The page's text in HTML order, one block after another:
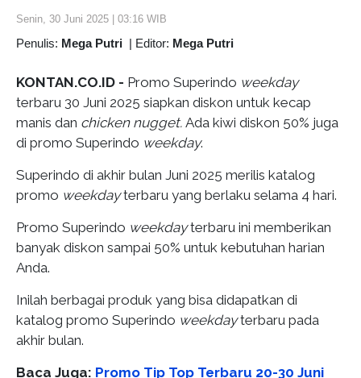
Senin, 30 Juni 2025 | 03:16 WIB
Penulis: Mega Putri | Editor: Mega Putri
KONTAN.CO.ID - Promo Superindo weekday
terbaru 30 Juni 2025 siapkan diskon untuk kecap
manis dan chicken nugget. Ada kiwi diskon 50% juga
di promo Superindo weekday.
Superindo di akhir bulan Juni 2025 merilis katalog
promo weekdayterbaru yang berlaku selama 4 hari.
Promo Superindo weekdayterbaru ini memberikan
banyak diskon sampai 50% untuk kebutuhan harian
Anda.
Inilah berbagai produk yang bisa didapatkan di
katalog promo Superindo weekdayterbaru pada
akhir bulan.
Baca Juga: Promo Tip Top Terbaru 20-30 Juni